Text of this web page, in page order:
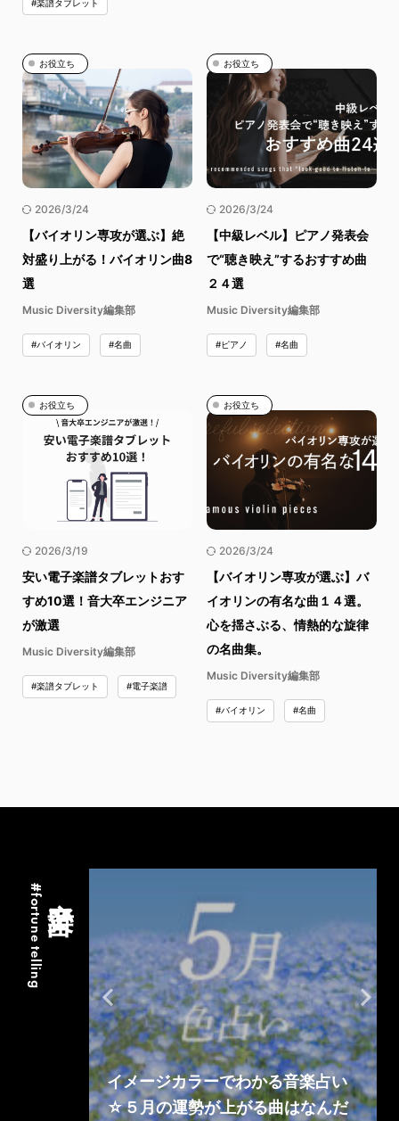
#楽譜タブレット
お役立ち
2026/3/24
【バイオリン専攻が選ぶ】絶
対盛り上がる！バイオリン曲8
選
Music Diversity編集部
#バイオリン #名曲
お役立ち
2026/3/24
【中級レベル】ピアノ発表会
で“聴き映え”するおすすめ曲
２４選
Music Diversity編集部
#ピアノ #名曲
お役立ち
2026/3/19
安い電子楽譜タブレットおす
すめ10選！音大卒エンジニア
が激選
Music Diversity編集部
#楽譜タブレット #電子楽譜
お役立ち
2026/3/24
【バイオリン専攻が選ぶ】バ
イオリンの有名な曲１４選。
心を揺さぶる、情熱的な旋律
の名曲集。
Music Diversity編集部
#バイオリン #名曲
音楽占い
#fortune telling
イメージカラーでわかる音楽占い
☆５月の運勢が上がる曲はなんだ